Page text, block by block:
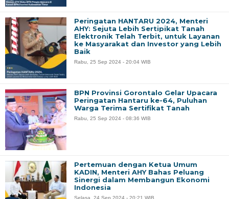
Peringatan HANTARU 2024, Menteri
AHY: Sejuta Lebih Sertipikat Tanah
Elektronik Telah Terbit, untuk Layanan
ke Masyarakat dan Investor yang Lebih
Baik
Rabu, 25 Sep 2024 - 20:04 WIB
BPN Provinsi Gorontalo Gelar Upacara
Peringatan Hantaru ke-64, Puluhan
Warga Terima Sertifikat Tanah
Rabu, 25 Sep 2024 - 08:36 WIB
Pertemuan dengan Ketua Umum
KADIN, Menteri AHY Bahas Peluang
Sinergi dalam Membangun Ekonomi
Indonesia
Selasa, 24 Sep 2024 - 20:21 WIB